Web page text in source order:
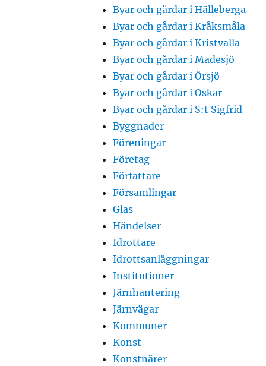
Byar och gårdar i Hälleberga
Byar och gårdar i Kråksmåla
Byar och gårdar i Kristvalla
Byar och gårdar i Madesjö
Byar och gårdar i Örsjö
Byar och gårdar i Oskar
Byar och gårdar i S:t Sigfrid
Byggnader
Föreningar
Företag
Författare
Församlingar
Glas
Händelser
Idrottare
Idrottsanläggningar
Institutioner
Järnhantering
Järnvägar
Kommuner
Konst
Konstnärer